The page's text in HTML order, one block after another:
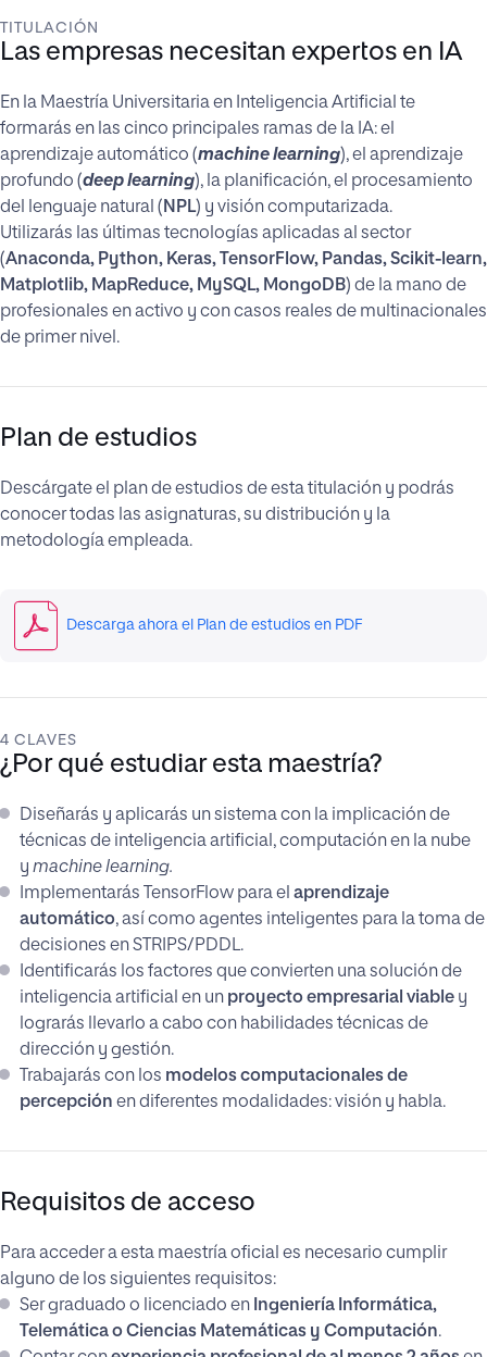
TITULACIÓN
Las empresas necesitan expertos en IA
En la Maestría Universitaria en Inteligencia Artificial te
formarás en las cinco principales ramas de la IA: el
aprendizaje automático (machine learning), el aprendizaje
profundo (deep learning), la planificación, el procesamiento
del lenguaje natural ( NPL) y visión computarizada.
Utilizarás las últimas tecnologías aplicadas al sector
(Anaconda, Python, Keras, TensorFlow, Pandas, Scikit-learn,
Matplotlib, MapReduce, MySQL, MongoDB) de la mano de
profesionales en activo y con casos reales de multinacionales
de primer nivel.
Plan de estudios
Descárgate el plan de estudios de esta titulación y podrás
conocer todas las asignaturas, su distribución y la
metodología empleada.
Descarga ahora el Plan de estudios en PDF
4 CLAVES
¿Por qué estudiar esta maestría?
Diseñarás y aplicarás un sistema con la implicación de
técnicas de inteligencia artificial, computación en la nube
y machine learning.
Implementarás TensorFlow para el aprendizaje
automático, así como agentes inteligentes para la toma de
decisiones en STRIPS/PDDL.
Identificarás los factores que convierten una solución de
inteligencia artificial en un proyecto empresarial viable y
lograrás llevarlo a cabo con habilidades técnicas de
dirección y gestión.
Trabajarás con los modelos computacionales de
percepción en diferentes modalidades: visión y habla.
Requisitos de acceso
Para acceder a esta maestría oficial es necesario cumplir
alguno de los siguientes requisitos:
Ser graduado o licenciado en Ingeniería Informática,
Telemática o Ciencias Matemáticas y Computación.